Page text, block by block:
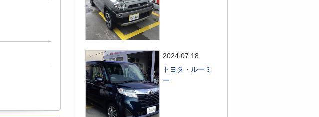
2024.07.18
トヨタ・ルーミ
ー